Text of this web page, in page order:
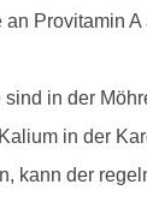
Provitamin
in der
in der
kann der